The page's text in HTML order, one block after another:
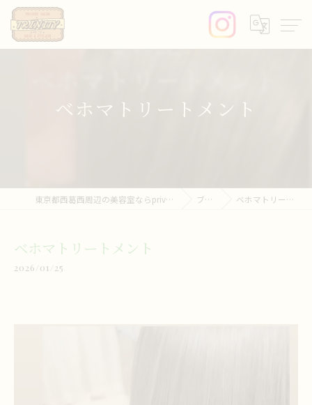
ベホマトリートメント
東京都西葛西周辺の美容室ならprivate salon trinity ブログ ベホマトリートメント
ベホマトリートメント
2026/01/25